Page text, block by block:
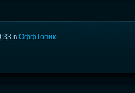
вОффТопик